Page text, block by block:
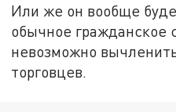
Или же он вообще
обычное гражданское
невозможно
торговцев.